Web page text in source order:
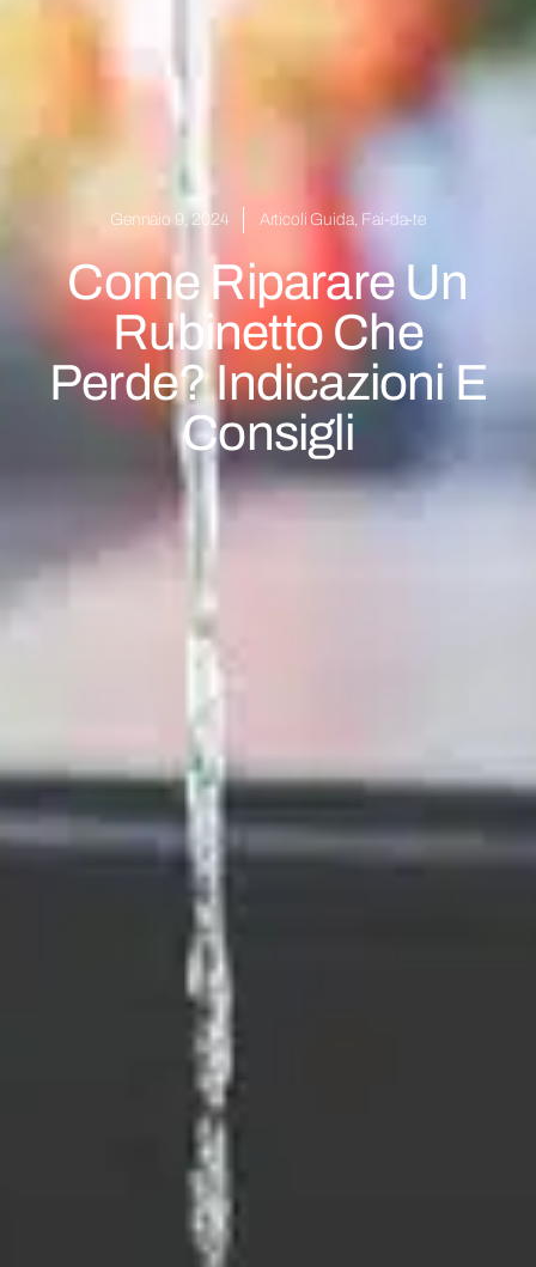
Gennaio 9, 2024 Articoli Guida, Fai-da-te
Come Riparare Un
Rubinetto Che
Perde? Indicazioni E
Consigli